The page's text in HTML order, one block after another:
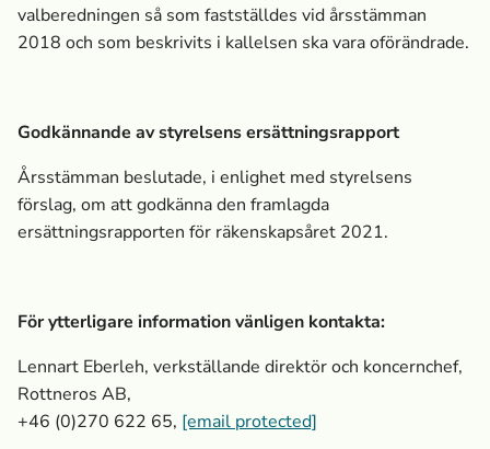
valberedningen så som fastställdes vid årsstämman
2018 och som beskrivits i kallelsen ska vara oförändrade.
Godkännande av styrelsens ersättningsrapport
Årsstämman beslutade, i enlighet med styrelsens
förslag, om att godkänna den framlagda
ersättningsrapporten för räkenskapsåret 2021.
För ytterligare information vänligen kontakta:
Lennart Eberleh, verkställande direktör och koncernchef,
Rottneros AB,
+46 (0)270 622 65, [email protected]